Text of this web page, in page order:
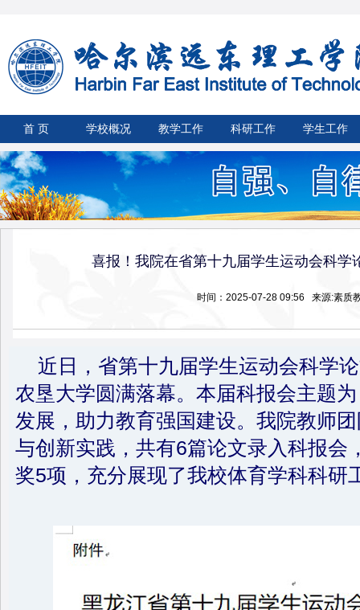
首 页 学校概况 教学工作 科研工作 学生工作
喜报！我院在省第十九届学生运动会科学
时间：2025-07-28 09:56 来源:素质
近日，省第十九届学生运动会科学
农垦大学圆满落幕。本届科报会主题
发展，助力教育强国建设。我院教师
与创新实践，共有6篇论文录入科报会
奖5项，充分展现了我校体育学科科研